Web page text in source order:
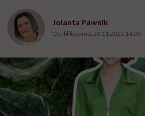
Jolanta Pawnik
Opublikowano: 20.11.2025 14:06